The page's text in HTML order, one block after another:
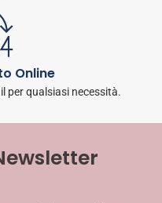
Online
per qualsiasi necessità.